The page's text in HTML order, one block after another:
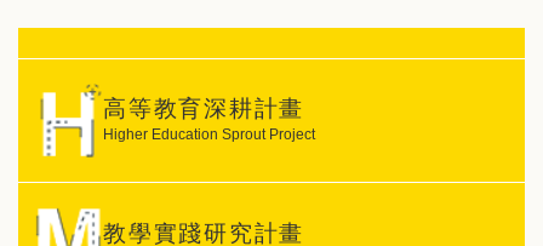
高等教育深耕計畫
Higher Education Sprout Project
教學實踐研究計畫